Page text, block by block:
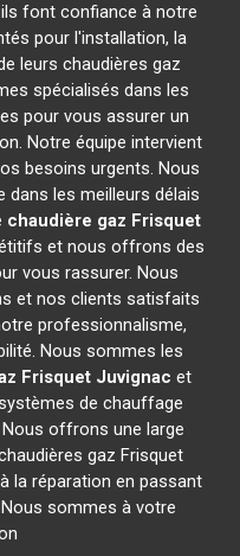
font confiance à notre
pour l'installation, la
leurs chaudières gaz
spécialisés dans les
pour vous assurer un
Notre équipe intervient
besoins urgents. Nous
dans les meilleurs délais
chaudière gaz Frisquet
et nous offrons des
vous rassurer. Nous
et nos clients satisfaits
professionnalisme,
Nous sommes les
Frisquet Juvignac et
de chauffage
offrons une large
gaz Frisquet
la réparation en passant
sommes à votre